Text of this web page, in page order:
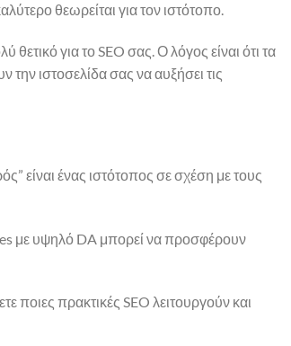
θεωρείται για τον ιστότοπο.
για το SEO σας. Ο λόγος είναι ότι τα
ιστοσελίδα σας να αυξήσει τις
είναι ένας ιστότοπος σε σχέση με τους
με υψηλό DA μπορεί να προσφέρουν
ποιες πρακτικές SEO λειτουργούν και